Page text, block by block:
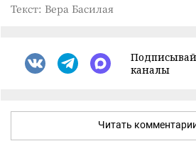
Текст: Вера Басилая
каналы
Читать